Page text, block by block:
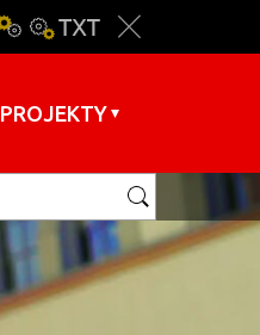
PROJEKTY